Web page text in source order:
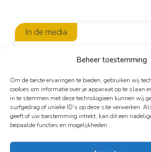
Beheer toestemming
Om de beste ervaringen te bieden, gebruiken wij
cookies om informatie over je apparaat op te slaan
in te stemmen met deze technologieën kunnen wij
surfgedrag of unieke ID's op deze site verwerken.
geeft of uw toestemming intrekt, kan dit een
bepaalde functies en mogelijkheden.
Nieuwe vrijwilligers
Formulieren
Gedragscode
Fondsen
ANBI
Jaarverslagen
Activiteiten
In de media
“De parallelle wereld is
ver. Je stapt er zo in”
22 juli 2022
Zwanine Siedenburg is pastor
Drugspastoraat Amsterdam en
voor NieuwWij.nl de serie